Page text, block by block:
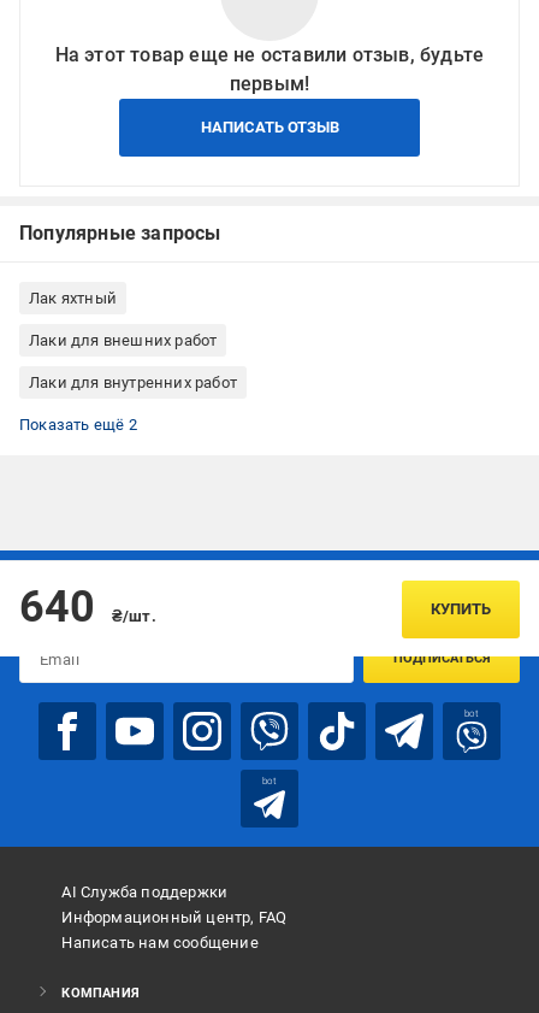
На этот товар еще не оставили отзыв, будьте
первым!
НАПИСАТЬ ОТЗЫВ
Популярные запросы
Лак яхтный
Лаки для внешних работ
Лаки для внутренних работ
Лаки для внутренних и внешних работ
Лаки однокомпонентный
Показать ещё 2
640 ₴/шт. КУПИТЬ
Подписывайтесь, чтобы узнавать первым об акцияx и
ПОДПИСАТЬСЯ
bot
bot
AI Служба поддержки
Информационный центр, FAQ
Написать нам сообщение
КОМПАНИЯ